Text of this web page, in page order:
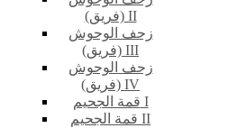
(فريق) II
زحف الوحوش
(فريق) III
زحف الوحوش
(فريق) IV
قمة الجحيم I
قمة الجحيم II